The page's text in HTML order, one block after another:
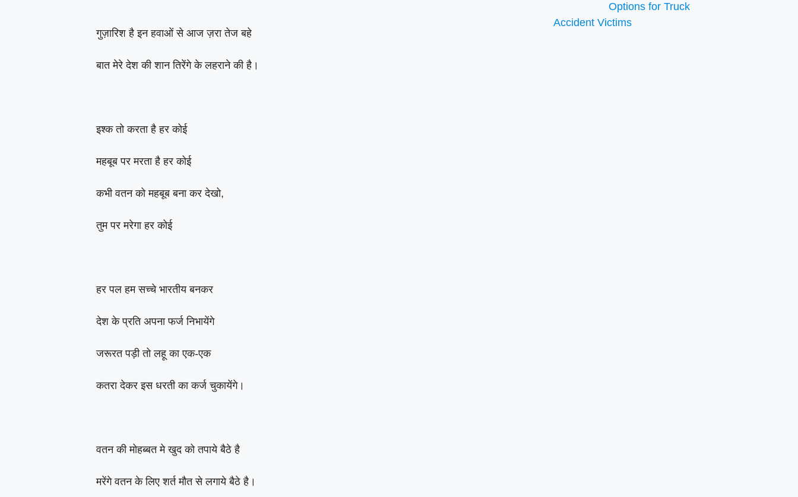
गुज़ारिश है इन हवाओं से आज ज़रा तेज बहे
बात मेरे देश की शान तिरेंगे के लहराने की है।
इश्क तो करता है हर कोई
महबूब पर मरता है हर कोई
कभी वतन को महबूब बना कर देखो,
तुम पर मरेगा हर कोई
हर पल हम सच्चे भारतीय बनकर
देश के प्रति अपना फर्ज निभायेंगे
जरूरत पड़ी तो लहू का एक-एक
कतरा देकर इस धरती का कर्ज चुकायेंगे।
वतन की मोहब्बत मे खुद को तपाये बैठे है
मरेंगे वतन के लिए शर्त मौत से लगाये बैठे है।
Options for Truck
Accident Victims